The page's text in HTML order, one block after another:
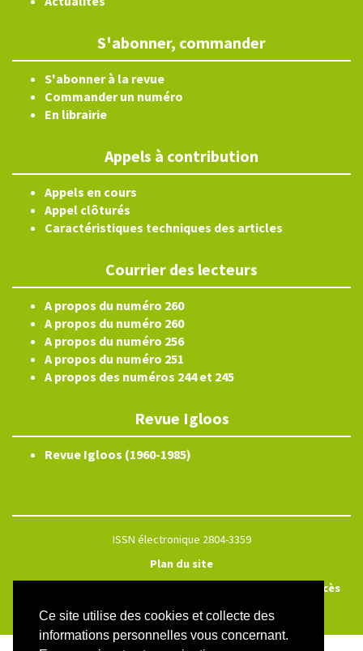
Ce site utilise des cookies et collecte des
informations personnelles vous concernant.
S'abonner, commander
S'abonner à la revue
Commander un numéro
En librairie
Appels à contribution
Appels en cours
Appel clôturés
Caractéristiques techniques des articles
Courrier des lecteurs
A propos du numéro 260
A propos du numéro 260
A propos du numéro 256
A propos du numéro 251
A propos des numéros 244 et 245
Revue Igloos
Revue Igloos (1960-1985)
ISSN électronique 2804-3359
Plan du site
Accès